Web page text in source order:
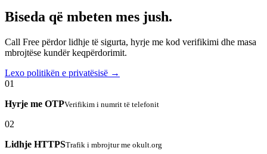
Biseda që mbeten mes jush.
Call Free përdor lidhje të sigurta, hyrje me kod verifikimi dhe masa
mbrojtëse kundër keqpërdorimit.
Lexo politikën e privatësisë →
01
Hyrje me OTPVerifikim i numrit të telefonit
02
Lidhje HTTPSTrafik i mbrojtur me okult.org